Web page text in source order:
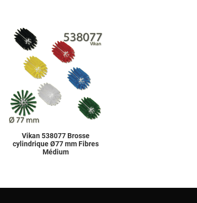
Vikan 538077 Brosse
cylindrique Ø77 mm Fibres
Médium